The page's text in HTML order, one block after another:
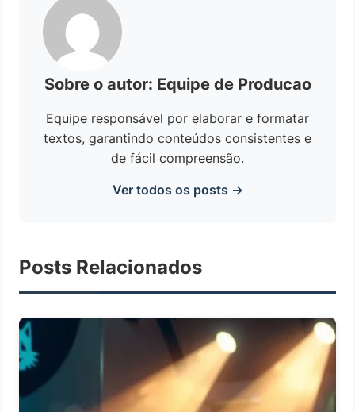
Sobre o autor: Equipe de Producao
Equipe responsável por elaborar e formatar
textos, garantindo conteúdos consistentes e
de fácil compreensão.
Ver todos os posts →
Posts Relacionados